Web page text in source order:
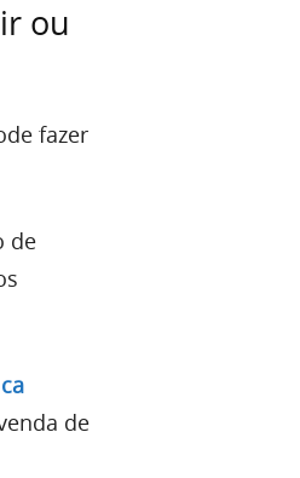
ou
fazer
de
de